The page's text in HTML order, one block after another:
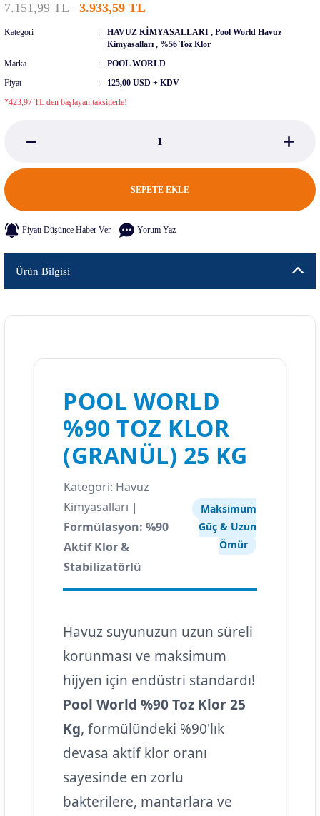
7.151,99 TL 3.933,59 TL
Kategori HAVUZ KİMYASALLARI , Pool World Havuz
Kimyasalları , %56 Toz Klor
Marka
POOL WORLD
Fiyat
125,00 USD + KDV
*423,97 TL den başlayan taksitlerle!
SEPETE EKLE
Fiyatı Düşünce Haber Ver Yorum Yaz
Ürün Bilgisi
POOL WORLD
%90 TOZ KLOR
(GRANÜL) 25 KG
Kategori: Havuz
Kimyasalları |
Formülasyon: %90
Aktif Klor &
Stabilizatörlü
Maksimum
Güç & Uzun
Ömür
Havuz suyunuzun uzun süreli
korunması ve maksimum
hijyen için endüstri standardı!
Pool World %90 Toz Klor 25
Kg, formülündeki %90'lık
devasa aktif klor oranı
sayesinde en zorlu
bakterilere, mantarlara ve